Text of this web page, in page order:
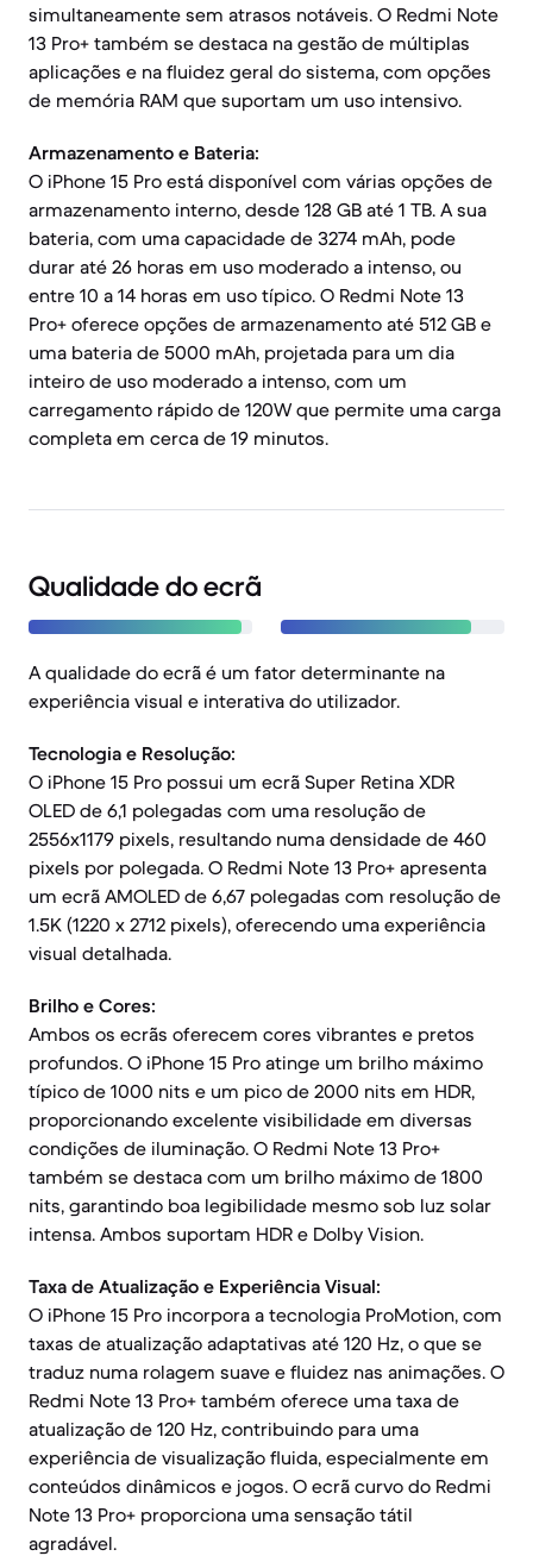
simultaneamente sem atrasos notáveis. O Redmi Note
13 Pro+ também se destaca na gestão de múltiplas
aplicações e na fluidez geral do sistema, com opções
de memória RAM que suportam um uso intensivo.
Armazenamento e Bateria:
O iPhone 15 Pro está disponível com várias opções de
armazenamento interno, desde 128 GB até 1 TB. A sua
bateria, com uma capacidade de 3274 mAh, pode
durar até 26 horas em uso moderado a intenso, ou
entre 10 a 14 horas em uso típico. O Redmi Note 13
Pro+ oferece opções de armazenamento até 512 GB e
uma bateria de 5000 mAh, projetada para um dia
inteiro de uso moderado a intenso, com um
carregamento rápido de 120W que permite uma carga
completa em cerca de 19 minutos.
Qualidade do ecrã
A qualidade do ecrã é um fator determinante na
experiência visual e interativa do utilizador.
Tecnologia e Resolução:
O iPhone 15 Pro possui um ecrã Super Retina XDR
OLED de 6,1 polegadas com uma resolução de
2556x1179 pixels, resultando numa densidade de 460
pixels por polegada. O Redmi Note 13 Pro+ apresenta
um ecrã AMOLED de 6,67 polegadas com resolução de
1.5K (1220 x 2712 pixels), oferecendo uma experiência
visual detalhada.
Brilho e Cores:
Ambos os ecrãs oferecem cores vibrantes e pretos
profundos. O iPhone 15 Pro atinge um brilho máximo
típico de 1000 nits e um pico de 2000 nits em HDR,
proporcionando excelente visibilidade em diversas
condições de iluminação. O Redmi Note 13 Pro+
também se destaca com um brilho máximo de 1800
nits, garantindo boa legibilidade mesmo sob luz solar
intensa. Ambos suportam HDR e Dolby Vision.
Taxa de Atualização e Experiência Visual:
O iPhone 15 Pro incorpora a tecnologia ProMotion, com
taxas de atualização adaptativas até 120 Hz, o que se
traduz numa rolagem suave e fluidez nas animações. O
Redmi Note 13 Pro+ também oferece uma taxa de
atualização de 120 Hz, contribuindo para uma
experiência de visualização fluida, especialmente em
conteúdos dinâmicos e jogos. O ecrã curvo do Redmi
Note 13 Pro+ proporciona uma sensação tátil
agradável.